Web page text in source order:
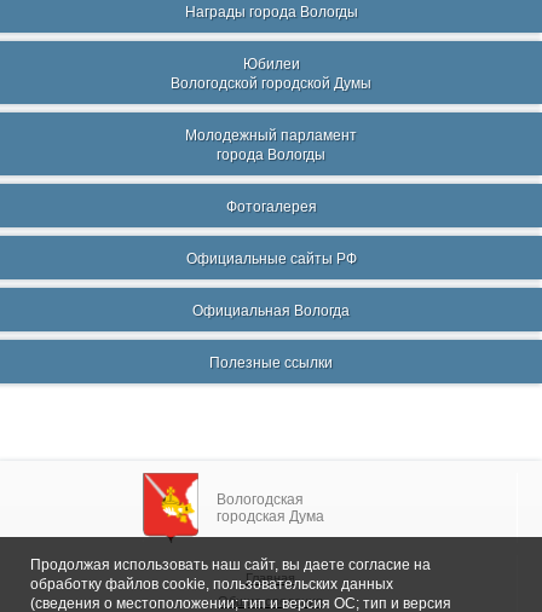
Награды города Вологды
Юбилеи
Вологодской городской Думы
Молодежный парламент
города Вологды
Фотогалерея
Официальные сайты РФ
Официальная Вологда
Полезные ссылки
Вологодская
городская Дума
Главная
Общие сведения
Продолжая использовать наш сайт, вы даете согласие на
обработку файлов cookie, пользовательских данных
(сведения о местоположении; тип и версия ОС; тип и версия